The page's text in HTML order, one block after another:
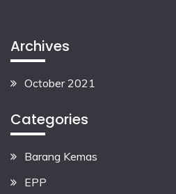
Archives
October 2021
Categories
Barang Kemas
EPP